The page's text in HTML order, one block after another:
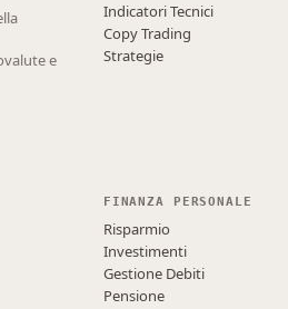
e
Indicatori Tecnici
Copy Trading
Strategie
FINANZA PERSONALE
Risparmio
Investimenti
Gestione Debiti
Pensione